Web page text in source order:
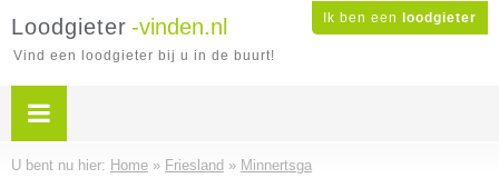
Ik ben een loodgieter
Loodgieter -vinden.nl
Vind een loodgieter bij u in de buurt!
U bent nu hier: Home » Friesland » Minnertsga